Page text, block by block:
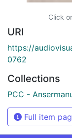
Click
URI
https://
0762
Collections
PCC -
Full item